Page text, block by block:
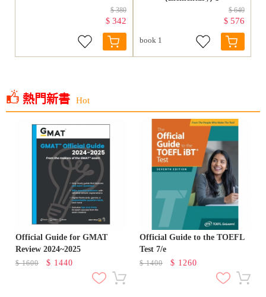
$ 380
$ 342
$ 640
$ 576
book 1
熱門新書 Hot
Official Guide for GMAT
Review 2024~2025
$1600 $ 1440
Official Guide to the TOEFL
Test 7/e
$1400 $ 1260